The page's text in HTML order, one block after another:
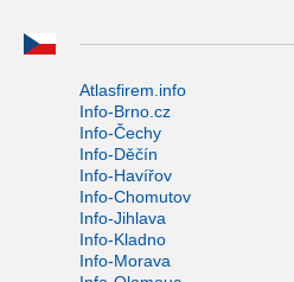
Atlasfirem.info
Info-Brno.cz
Info-Čechy
Info-Děčín
Info-Havířov
Info-Chomutov
Info-Jihlava
Info-Kladno
Info-Morava